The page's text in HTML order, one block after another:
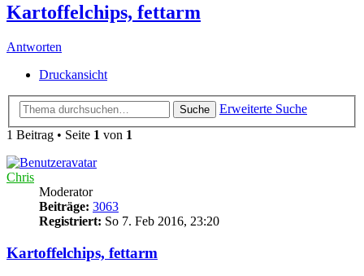
Kartoffelchips, fettarm
Antworten
Druckansicht
Suche
Erweiterte Suche
1 Beitrag • Seite 1 von 1
Chris
Moderator
Beiträge: 3063
Registriert: So 7. Feb 2016, 23:20
Kartoffelchips, fettarm